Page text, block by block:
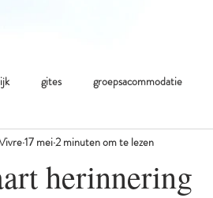
gites groepsacommodatie
culturele uitstapjes
herinnering
17 mei2 minuten om te lezen